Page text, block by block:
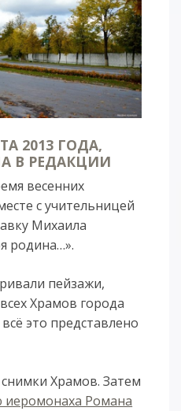
2013 ГОДА,
В РЕДАКЦИИ
весенних
с учительницей
Михаила
родина…».
пейзажи,
Храмов города
это представлено
Храмов. Затем
иеромонаха Романа